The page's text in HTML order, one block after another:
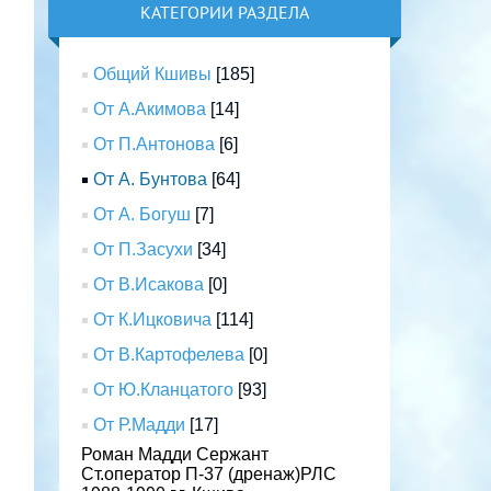
КАТЕГОРИИ РАЗДЕЛА
Общий Кшивы [185]
От А.Акимова [14]
От П.Антонова [6]
От А. Бунтова [64]
От А. Богуш [7]
От П.Засухи [34]
От В.Исакова [0]
От К.Ицковича [114]
От В.Картофелева [0]
От Ю.Кланцатого [93]
От Р.Мадди [17]
Роман Мадди Сержант
Ст.оператор П-37 (дренаж)РЛС